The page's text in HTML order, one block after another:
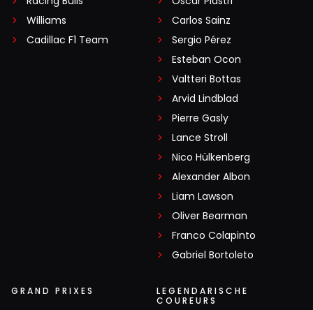
omdat Max er niet meer rondrijdt". Geen fijne reclame
voor de F1 lijkt mij, dus Ben kan beter naar Max gaan
luisteren als hij kritiek levert
Op een hoop, leuke header 👎
Williams
Cadillac F1 Team
Carlos Sainz
Sergio Pérez
Esteban Ocon
Valtteri Bottas
Arvid Lindblad
Pierre Gasly
Lance Stroll
Nico Hülkenberg
Alexander Albon
Liam Lawson
Oliver Bearman
Franco Colapinto
Gabriel Bortoleto
GRAND PRIXES
LEGENDARISCHE
COUREURS